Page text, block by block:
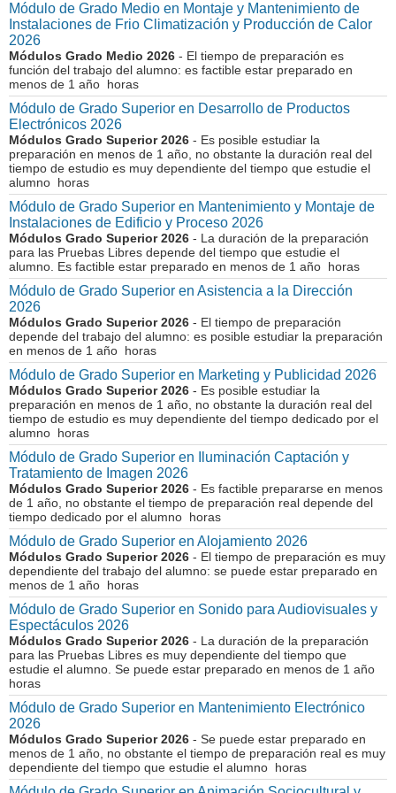
Módulo de Grado Medio en Montaje y Mantenimiento de
Instalaciones de Frio Climatización y Producción de Calor
2026
Módulos Grado Medio 2026 - El tiempo de preparación es
función del trabajo del alumno: es factible estar preparado en
menos de 1 año horas
Módulo de Grado Superior en Desarrollo de Productos
Electrónicos 2026
Módulos Grado Superior 2026 - Es posible estudiar la
preparación en menos de 1 año, no obstante la duración real del
tiempo de estudio es muy dependiente del tiempo que estudie el
alumno horas
Módulo de Grado Superior en Mantenimiento y Montaje de
Instalaciones de Edificio y Proceso 2026
Módulos Grado Superior 2026 - La duración de la preparación
para las Pruebas Libres depende del tiempo que estudie el
alumno. Es factible estar preparado en menos de 1 año horas
Módulo de Grado Superior en Asistencia a la Dirección
2026
Módulos Grado Superior 2026 - El tiempo de preparación
depende del trabajo del alumno: es posible estudiar la preparación
en menos de 1 año horas
Módulo de Grado Superior en Marketing y Publicidad 2026
Módulos Grado Superior 2026 - Es posible estudiar la
preparación en menos de 1 año, no obstante la duración real del
tiempo de estudio es muy dependiente del tiempo dedicado por el
alumno horas
Módulo de Grado Superior en Iluminación Captación y
Tratamiento de Imagen 2026
Módulos Grado Superior 2026 - Es factible prepararse en menos
de 1 año, no obstante el tiempo de preparación real depende del
tiempo dedicado por el alumno horas
Módulo de Grado Superior en Alojamiento 2026
Módulos Grado Superior 2026 - El tiempo de preparación es muy
dependiente del trabajo del alumno: se puede estar preparado en
menos de 1 año horas
Módulo de Grado Superior en Sonido para Audiovisuales y
Espectáculos 2026
Módulos Grado Superior 2026 - La duración de la preparación
para las Pruebas Libres es muy dependiente del tiempo que
estudie el alumno. Se puede estar preparado en menos de 1 año
horas
Módulo de Grado Superior en Mantenimiento Electrónico
2026
Módulos Grado Superior 2026 - Se puede estar preparado en
menos de 1 año, no obstante el tiempo de preparación real es muy
dependiente del tiempo que estudie el alumno horas